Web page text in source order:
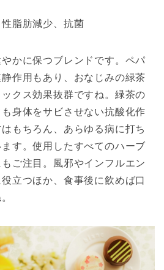
脂肪減少、抗菌
かに保つブレンドです。ペパ
作用もあり、おなじみの緑茶
クス効果抜群ですね。緑茶の
身体をサビさせない抗酸化作
もちろん、あらゆる病に打ち
す。使用したすべてのハーブ
ご注目。風邪やインフルエン
立つほか、食事後に飲めば口